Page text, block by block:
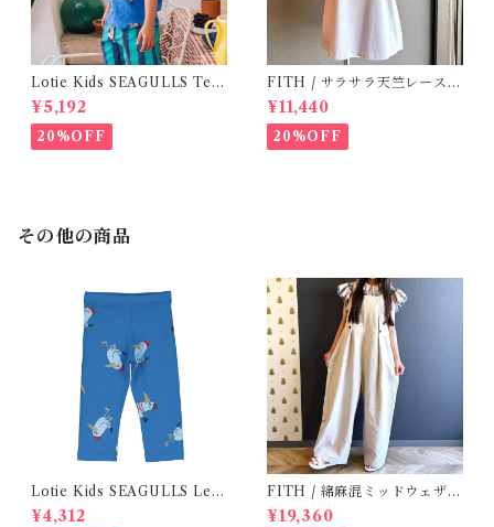
Lotie Kids SEAGULLS Tee
(12m- 8Y)
¥5,192
20%OFF
FITH / サラサラ天竺レースT
シャツ (BL) / 145・155
¥11,440
20%OFF
その他の商品
Lotie Kids SEAGULLS Leg
gings ( 6m- 24m )
¥4,312
FITH / 綿麻混ミッドウェザー
サロペット(OM) / Size 1・2
¥19,360